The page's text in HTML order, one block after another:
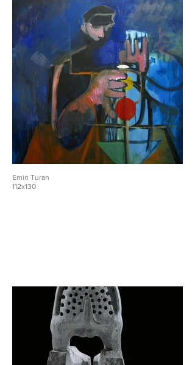
Emin Turan
112x130